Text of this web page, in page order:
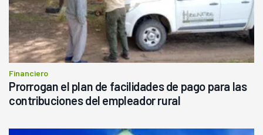
Financiero
Prorrogan el plan de facilidades de pago para las
contribuciones del empleador rural